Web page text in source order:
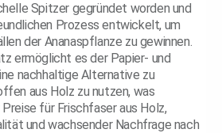
Spitzer gegründet worden und
Prozess entwickelt, um
der Ananaspflanze zu gewinnen.
ermöglicht es der Papier- und
nachhaltige Alternative zu
aus Holz zu nutzen, was
für Frischfaser aus Holz,
und wachsender Nachfrage nach